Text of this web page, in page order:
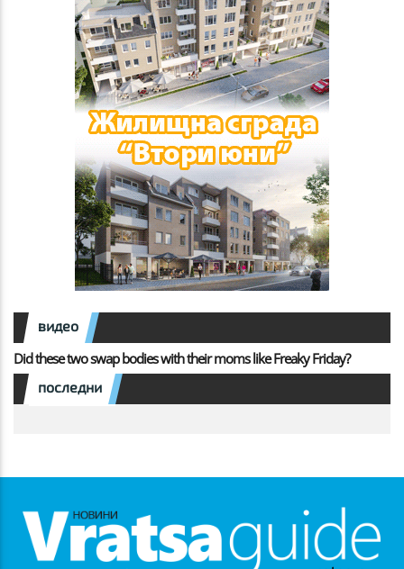
видео
Did these two swap bodies with their moms like Freaky Friday?
последни